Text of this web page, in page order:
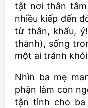
tật nơi thân
nhiều kiếp đến
từ thân, khẩu,
thành), sống
một ai tránh
Nhìn ba mẹ
phận làm con
tận tình cho ba